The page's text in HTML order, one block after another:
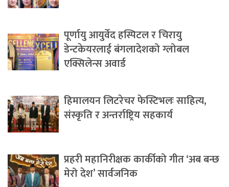
पूर्णायु आयुर्वेद हस्पिटल र चिरायु
डेन्टकेयरलाई बंगलादेशको ग्लोबल
एक्सिलेन्स अवार्ड
हिमालयन लिटरेचर फेस्टिभलः साहित्य,
संस्कृति र अन्तर्राष्ट्रिय सहकार्य
प्रहरी महानिरीक्षक कार्कीको गीत ‘अब बन्छ
मेरो देश’ सार्वजनिक